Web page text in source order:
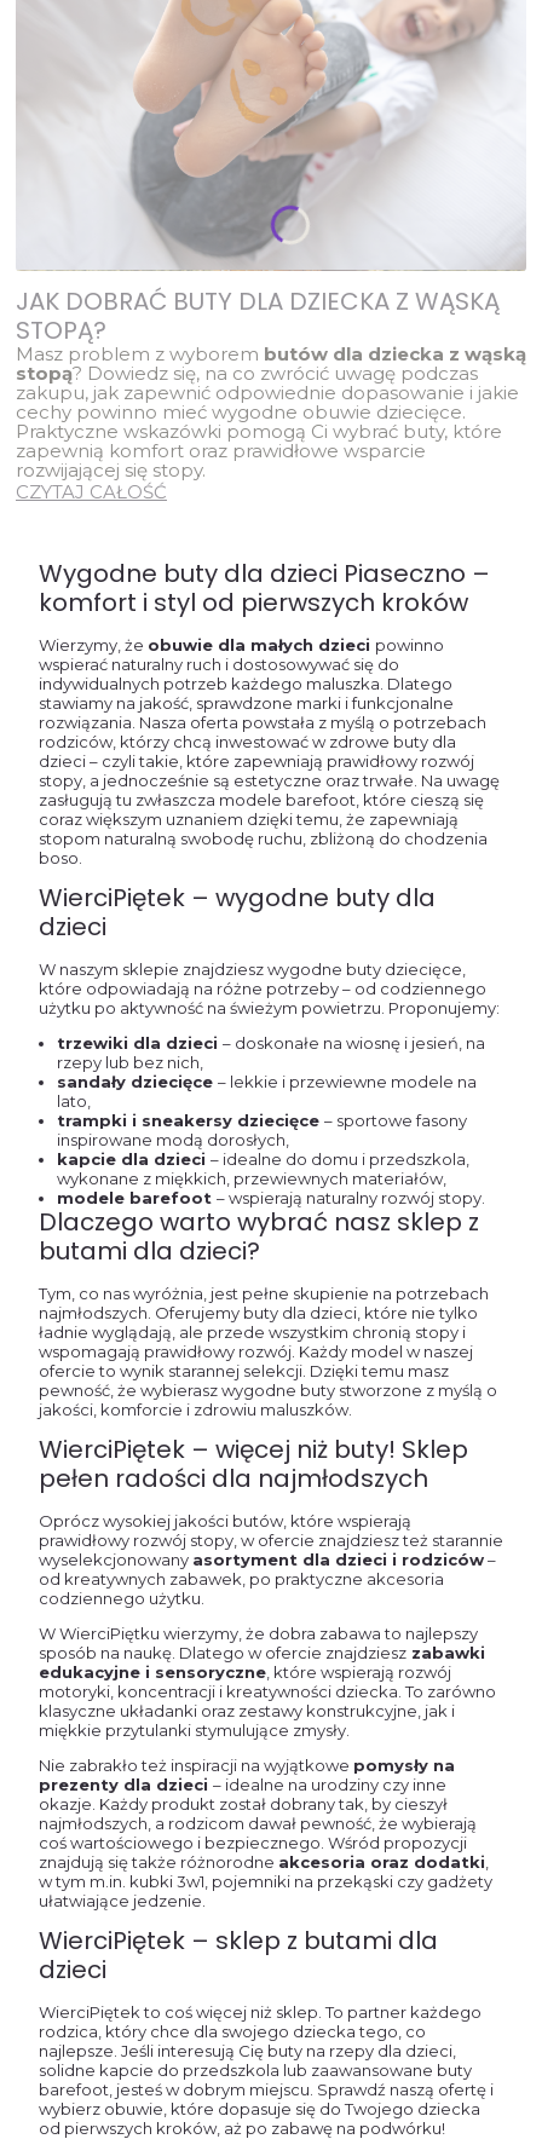
JAK DOBRAĆ BUTY DLA DZIECKA Z WĄSKĄ
STOPĄ?
Masz problem z wyborem butów dla dziecka z wąską
stopą? Dowiedz się, na co zwrócić uwagę podczas
zakupu, jak zapewnić odpowiednie dopasowanie i jakie
cechy powinno mieć wygodne obuwie dziecięce.
Praktyczne wskazówki pomogą Ci wybrać buty, które
zapewnią komfort oraz prawidłowe wsparcie
rozwijającej się stopy.
CZYTAJ CAŁOŚĆ
Wygodne buty dla dzieci Piaseczno –
komfort i styl od pierwszych kroków
Wierzymy, że obuwie dla małych dzieci powinno
wspierać naturalny ruch i dostosowywać się do
indywidualnych potrzeb każdego maluszka. Dlatego
stawiamy na jakość, sprawdzone marki i funkcjonalne
rozwiązania. Nasza oferta powstała z myślą o potrzebach
rodziców, którzy chcą inwestować w zdrowe buty dla
dzieci – czyli takie, które zapewniają prawidłowy rozwój
stopy, a jednocześnie są estetyczne oraz trwałe. Na uwagę
zasługują tu zwłaszcza modele barefoot, które cieszą się
coraz większym uznaniem dzięki temu, że zapewniają
stopom naturalną swobodę ruchu, zbliżoną do chodzenia
boso.
WierciPiętek – wygodne buty dla
dzieci
W naszym sklepie znajdziesz wygodne buty dziecięce,
które odpowiadają na różne potrzeby – od codziennego
użytku po aktywność na świeżym powietrzu. Proponujemy:
trzewiki dla dzieci – doskonałe na wiosnę i jesień, na
rzepy lub bez nich,
sandały dziecięce – lekkie i przewiewne modele na
lato,
trampki i sneakersy dziecięce – sportowe fasony
inspirowane modą dorosłych,
kapcie dla dzieci – idealne do domu i przedszkola,
wykonane z miękkich, przewiewnych materiałów,
modele barefoot – wspierają naturalny rozwój stopy.
Dlaczego warto wybrać nasz sklep z
butami dla dzieci?
Tym, co nas wyróżnia, jest pełne skupienie na potrzebach
najmłodszych. Oferujemy buty dla dzieci, które nie tylko
ładnie wyglądają, ale przede wszystkim chronią stopy i
wspomagają prawidłowy rozwój. Każdy model w naszej
ofercie to wynik starannej selekcji. Dzięki temu masz
pewność, że wybierasz wygodne buty stworzone z myślą o
jakości, komforcie i zdrowiu maluszków.
WierciPiętek – więcej niż buty! Sklep
pełen radości dla najmłodszych
Oprócz wysokiej jakości butów, które wspierają
prawidłowy rozwój stopy, w ofercie znajdziesz też starannie
wyselekcjonowany asortyment dla dzieci i rodziców–
od kreatywnych zabawek, po praktyczne akcesoria
codziennego użytku.
W WierciPiętku wierzymy, że dobra zabawa to najlepszy
sposób na naukę. Dlatego w ofercie znajdziesz zabawki
edukacyjne i sensoryczne , które wspierają rozwój
motoryki, koncentracji i kreatywności dziecka. To zarówno
klasyczne układanki oraz zestawy konstrukcyjne, jak i
miękkie przytulanki stymulujące zmysły.
Nie zabrakło też inspiracji na wyjątkowe pomysły na
prezenty dla dzieci – idealne na urodziny czy inne
okazje. Każdy produkt został dobrany tak, by cieszył
najmłodszych, a rodzicom dawał pewność, że wybierają
coś wartościowego i bezpiecznego. Wśród propozycji
znajdują się także różnorodne akcesoria oraz dodatki
w tym m.in. kubki 3w1, pojemniki na przekąski czy gadżety
ułatwiające jedzenie.
WierciPiętek – sklep z butami dla
dzieci
WierciPiętek to coś więcej niż sklep. To partner każdego
rodzica, który chce dla swojego dziecka tego, co
najlepsze. Jeśli interesują Cię buty na rzepy dla dzieci,
solidne kapcie do przedszkola lub zaawansowane buty
barefoot, jesteś w dobrym miejscu. Sprawdź naszą ofertę i
wybierz obuwie, które dopasuje się do Twojego dziecka
od pierwszych kroków, aż po zabawę na podwórku!